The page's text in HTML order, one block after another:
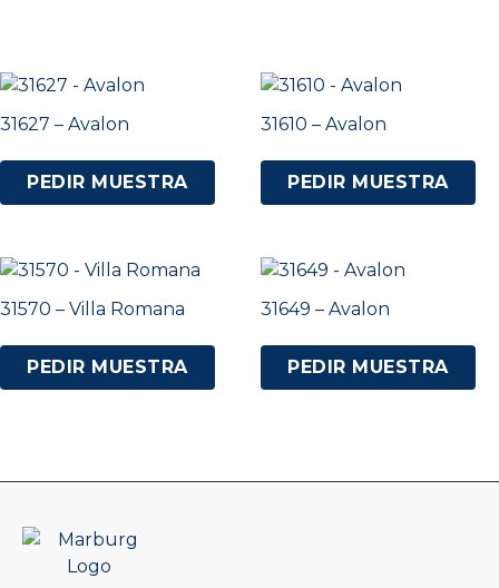
31627 – Avalon
PEDIR MUESTRA
31610 – Avalon
PEDIR MUESTRA
31570 – Villa Romana
PEDIR MUESTRA
31649 – Avalon
PEDIR MUESTRA